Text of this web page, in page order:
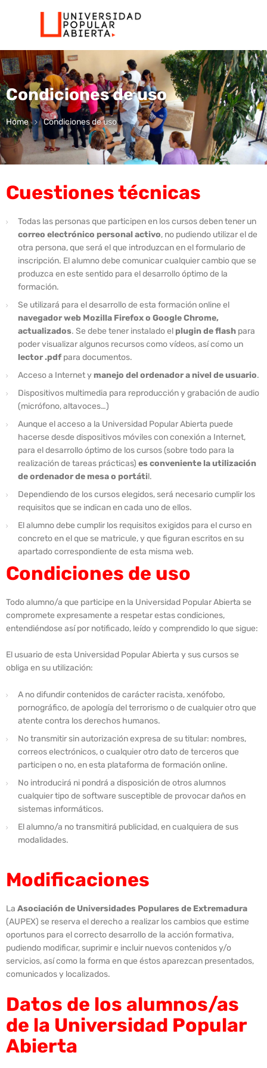
Condiciones de uso
Home Condiciones de uso
Cuestiones técnicas
Todas las personas que participen en los cursos deben tener un
correo electrónico personal activo, no pudiendo utilizar el de
otra persona, que será el que introduzcan en el formulario de
inscripción. El alumno debe comunicar cualquier cambio que se
produzca en este sentido para el desarrollo óptimo de la
formación.
Se utilizará para el desarrollo de esta formación online el
navegador web Mozilla Firefox o Google Chrome,
actualizados. Se debe tener instalado el plugin de flash para
poder visualizar algunos recursos como vídeos, así como un
lector .pdf para documentos.
Acceso a Internet ymanejo del ordenador a nivel de usuario.
Dispositivos multimedia para reproducción y grabación de audio
(micrófono, altavoces…)
Aunque el acceso a la Universidad Popular Abierta puede
hacerse desde dispositivos móviles con conexión a Internet,
para el desarrollo óptimo de los cursos (sobre todo para la
realización de tareas prácticas) es conveniente la utilización
de ordenador de mesa o portátil.
Dependiendo de los cursos elegidos, será necesario cumplir los
requisitos que se indican en cada uno de ellos.
El alumno debe cumplir los requisitos exigidos para el curso en
concreto en el que se matricule, y que figuran escritos en su
apartado correspondiente de esta misma web.
Condiciones de uso
Todo alumno/a que participe en la Universidad Popular Abierta se
compromete expresamente a respetar estas condiciones,
entendiéndose así por notificado, leído y comprendido lo que sigue:
El usuario de esta Universidad Popular Abierta y sus cursos se
obliga en su utilización:
A no difundir contenidos de carácter racista, xenófobo,
pornográfico, de apología del terrorismo o de cualquier otro que
atente contra los derechos humanos.
No transmitir sin autorización expresa de su titular: nombres,
correos electrónicos, o cualquier otro dato de terceros que
participen o no, en esta plataforma de formación online.
No introducirá ni pondrá a disposición de otros alumnos
cualquier tipo de software susceptible de provocar daños en
sistemas informáticos.
El alumno/a no transmitirá publicidad, en cualquiera de sus
modalidades.
Modificaciones
La Asociación de Universidades Populares de Extremadura
(AUPEX) se reserva el derecho a realizar los cambios que estime
oportunos para el correcto desarrollo de la acción formativa,
pudiendo modificar, suprimir e incluir nuevos contenidos y/o
servicios, así como la forma en que éstos aparezcan presentados,
comunicados y localizados.
Datos de los alumnos/as
de la Universidad Popular
Abierta